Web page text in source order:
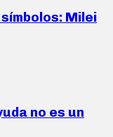
Milei
no es un